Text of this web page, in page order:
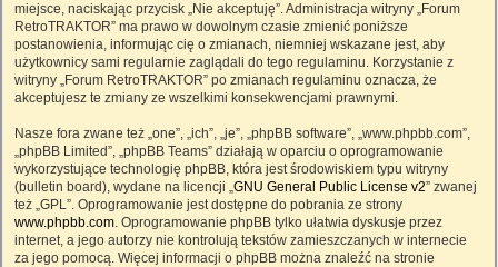
miejsce, naciskając przycisk „Nie akceptuję”. Administracja witryny „Forum
RetroTRAKTOR” ma prawo w dowolnym czasie zmienić poniższe
postanowienia, informując cię o zmianach, niemniej wskazane jest, aby
użytkownicy sami regularnie zaglądali do tego regulaminu. Korzystanie z
witryny „Forum RetroTRAKTOR” po zmianach regulaminu oznacza, że
akceptujesz te zmiany ze wszelkimi konsekwencjami prawnymi.
Nasze fora zwane też „one”, „ich”, „je”, „phpBB software”, „www.phpbb.com”,
„phpBB Limited”, „phpBB Teams” działają w oparciu o oprogramowanie
wykorzystujące technologię phpBB, która jest środowiskiem typu witryny
(bulletin board), wydane na licencji „GNU General Public License v2” zwanej
też „GPL”. Oprogramowanie jest dostępne do pobrania ze strony
www.phpbb.com. Oprogramowanie phpBB tylko ułatwia dyskusje przez
internet, a jego autorzy nie kontrolują tekstów zamieszczanych w internecie
za jego pomocą. Więcej informacji o phpBB można znaleźć na stronie